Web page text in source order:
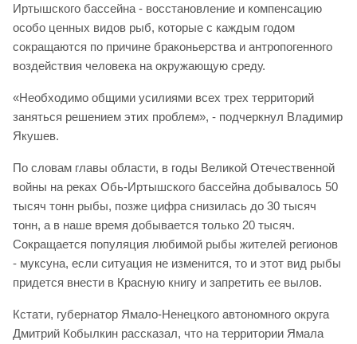
Иртышского бассейна - восстановление и компенсацию
особо ценных видов рыб, которые с каждым годом
сокращаются по причине браконьерства и антропогенного
воздействия человека на окружающую среду.
«Необходимо общими усилиями всех трех территорий
заняться решением этих проблем», - подчеркнул Владимир
Якушев.
По словам главы области, в годы Великой Отечественной
войны на реках Обь-Иртышского бассейна добывалось 50
тысяч тонн рыбы, позже цифра снизилась до 30 тысяч
тонн, а в наше время добывается только 20 тысяч.
Сокращается популяция любимой рыбы жителей регионов
- муксуна, если ситуация не изменится, то и этот вид рыбы
придется внести в Красную книгу и запретить ее вылов.
Кстати, губернатор Ямало-Ненецкого автономного округа
Дмитрий Кобылкин рассказал, что на территории Ямала